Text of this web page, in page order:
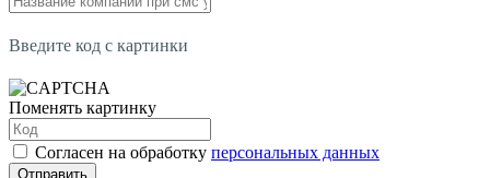
Введите код с картинки
Поменять картинку
Согласен на обработку персональных данных
Отправить